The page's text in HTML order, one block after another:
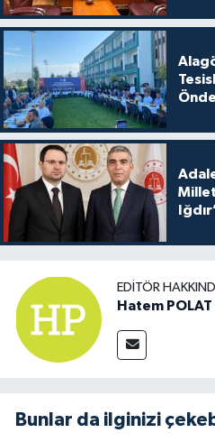
EDITÖR
Hatem POLAT
Bunlar da ilginizi